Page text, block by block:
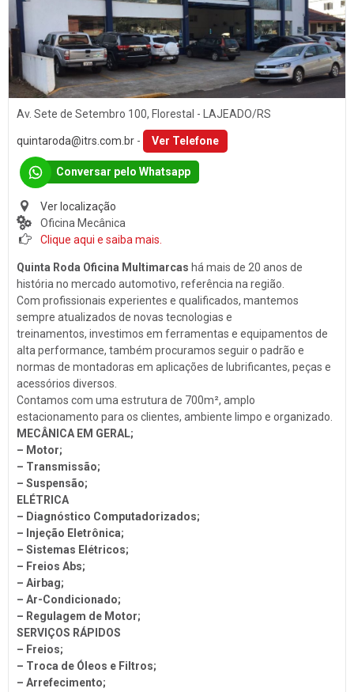
PORTO ALEGRE (1)
SANTA CLARA DO SUL (1)
SANTA CRUZ DO SUL (15)
TEUTÔNIA (14)
VENÂNCIO AIRES (16)
Baterias
Películas
Acessórios
Ar Condicionado
Engate de Reboques
Martelinho de Ouro
Lavagem Automotiva
Retificadora de Motores
Amortecedores
Adaptação Veicular
Auto Demolidoras
Troca de Óleo
Chaveiro
Reboques
Seguros
Injeção Eletrônica
Produtos Automotivos
Placas
Estética e Higienização
Auto Vidros
Volantes
Capotas
Despachante
Vistorias
Av. Sete de Setembro 100, Florestal - LAJEADO/RS
quintaroda@itrs.com.br - Ver Telefone
Conversar pelo Whatsapp
Ver localização
Oficina Mecânica
Clique aqui e saiba mais.
Quinta Roda Oficina Multimarcas há mais de 20 anos de
história no mercado automotivo, referência na região.
Com profissionais experientes e qualificados, mantemos
sempre atualizados de novas tecnologias e
treinamentos, investimos em ferramentas e equipamentos de
alta performance, também procuramos seguir o padrão e
normas de montadoras em aplicações de lubrificantes, peças e
acessórios diversos.
Contamos com uma estrutura de 700m², amplo
estacionamento para os clientes, ambiente limpo e organizado.
MECÂNICA EM GERAL;
– Motor;
– Transmissão;
– Suspensão;
ELÉTRICA
– Diagnóstico Computadorizados;
– Injeção Eletrônica;
– Sistemas Elétricos;
– Freios Abs;
– Airbag;
– Ar-Condicionado;
– Regulagem de Motor;
SERVIÇOS RÁPIDOS
– Freios;
– Troca de Óleos e Filtros;​
– Arrefecimento;